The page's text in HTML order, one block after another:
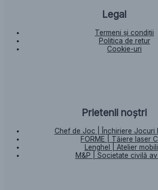
Legal
Termeni și condiții
Politica de retur
Cookie-uri
Prietenii noștri
Chef de Joc | Închiriere Jocuri
FORME | Tăiere laser
Lenghel | Atelier
M&P | Societate civilă